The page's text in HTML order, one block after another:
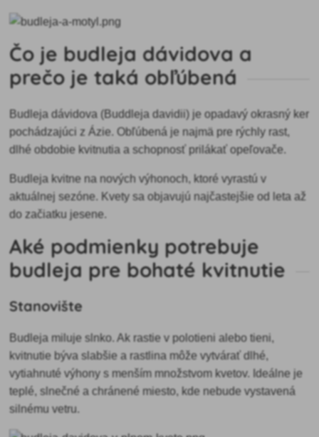
Čo je budleja dávidova a
prečo je taká obľúbená
Budleja dávidova (Buddleja davidii) je opadavý okrasný ker
pochádzajúci z Ázie. Obľúbená je najmä pre rýchly rast,
dlhé obdobie kvitnutia a schopnosť prilákať opeľovače.
Budleja kvitne na nových výhonoch, ktoré vyrastú v
aktuálnej sezóne. Kvety sa objavujú najčastejšie od leta až
do začiatku jesene.
Aké podmienky potrebuje
budleja pre bohaté kvitnutie
Stanovište
Budleja miluje slnko. Ak rastie v polotieni alebo tieni,
kvitnutie býva slabšie a rastlina môže vytvárať dlhé,
vytiahnuté výhony s menším množstvom kvetov. Ideálne je
teplé, slnečné a chránené miesto, kde nebude vystavená
silnému vetru.